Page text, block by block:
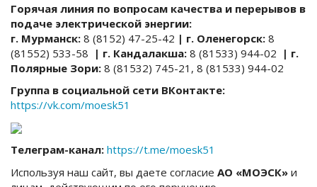
Горячая линия по вопросам качества и перерывов в
подаче электрической энергии:
г. Мурманск: 8 (8152) 47-25-42 | г. Оленегорск: 8
(81552) 533-58 | г. Кандалакша: 8 (81533) 944-02 | г.
Полярные Зори: 8 (81532) 745-21, 8 (81533) 944-02
Группа в социальной сети ВКонтакте:
https://vk.com/moesk51
Телеграм-канал: https://t.me/moesk51
Используя наш сайт, вы даете согласие АО «МОЭСК» и